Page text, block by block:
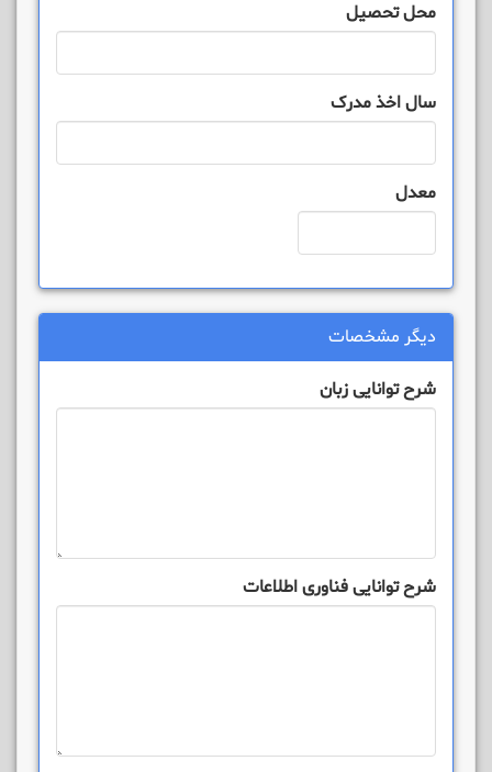
محل تحصیل
سال اخذ مدرک
معدل
دیگر مشخصات
شرح توانایی زبان
شرح توانایی فناوری اطلاعات